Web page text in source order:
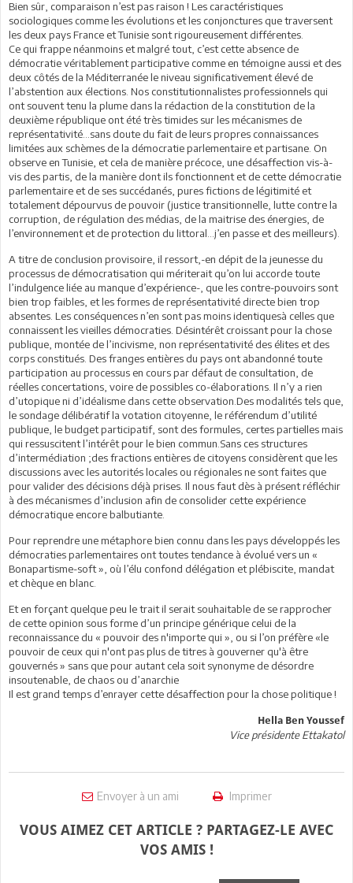
Bien sûr, comparaison n’est pas raison ! Les caractéristiques
sociologiques comme les évolutions et les conjonctures que traversent
les deux pays France et Tunisie sont rigoureusement différentes.
Ce qui frappe néanmoins et malgré tout, c’est cette absence de
démocratie véritablement participative comme en témoigne aussi et des
deux côtés de la Méditerranée le niveau significativement élevé de
l’abstention aux élections. Nos constitutionnalistes professionnels qui
ont souvent tenu la plume dans la rédaction de la constitution de la
deuxième république ont été très timides sur les mécanismes de
représentativité…sans doute du fait de leurs propres connaissances
limitées aux schèmes de la démocratie parlementaire et partisane. On
observe en Tunisie, et cela de manière précoce, une désaffection vis-à-
vis des partis, de la manière dont ils fonctionnent et de cette démocratie
parlementaire et de ses succédanés, pures fictions de légitimité et
totalement dépourvus de pouvoir (justice transitionnelle, lutte contre la
corruption, de régulation des médias, de la maitrise des énergies, de
l’environnement et de protection du littoral…j’en passe et des meilleurs).
A titre de conclusion provisoire, il ressort,-en dépit de la jeunesse du
processus de démocratisation qui mériterait qu’on lui accorde toute
l’indulgence liée au manque d’expérience-, que les contre-pouvoirs sont
bien trop faibles, et les formes de représentativité directe bien trop
absentes. Les conséquences n’en sont pas moins identiquesà celles que
connaissent les vieilles démocraties. Désintérêt croissant pour la chose
publique, montée de l’incivisme, non représentativité des élites et des
corps constitués. Des franges entières du pays ont abandonné toute
participation au processus en cours par défaut de consultation, de
réelles concertations, voire de possibles co-élaborations. Il n’y a rien
d’utopique ni d’idéalisme dans cette observation.Des modalités tels que,
le sondage délibératif la votation citoyenne, le référendum d’utilité
publique, le budget participatif, sont des formules, certes partielles mais
qui ressuscitent l’intérêt pour le bien commun.Sans ces structures
d’intermédiation ;des fractions entières de citoyens considèrent que les
discussions avec les autorités locales ou régionales ne sont faites que
pour valider des décisions déjà prises. Il nous faut dès à présent réfléchir
à des mécanismes d’inclusion afin de consolider cette expérience
démocratique encore balbutiante.
Pour reprendre une métaphore bien connu dans les pays développés les
démocraties parlementaires ont toutes tendance à évolué vers un «
Bonapartisme-soft », où l’élu confond délégation et plébiscite, mandat
et chèque en blanc.
Et en forçant quelque peu le trait il serait souhaitable de se rapprocher
de cette opinion sous forme d’un principe générique celui de la
reconnaissance du « pouvoir des n'importe qui », ou si l’on préfère «le
pouvoir de ceux qui n'ont pas plus de titres à gouverner qu'à être
gouvernés » sans que pour autant cela soit synonyme de désordre
insoutenable, de chaos ou d’anarchie
Il est grand temps d’enrayer cette désaffection pour la chose politique !
Hella Ben Youssef
Vice présidente Ettakatol
Envoyer à un ami Imprimer
VOUS AIMEZ CET ARTICLE ? PARTAGEZ-LE AVEC
VOS AMIS !